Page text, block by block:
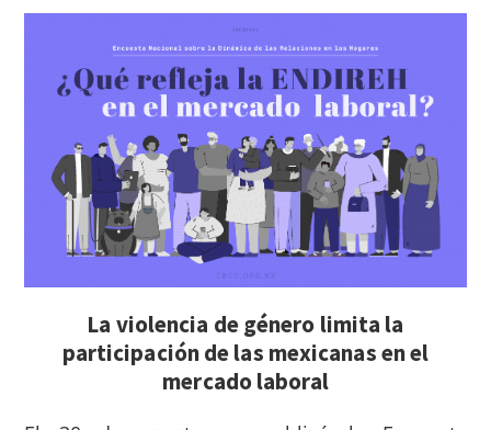
La violencia de género limita la
participación de las mexicanas en el
mercado laboral